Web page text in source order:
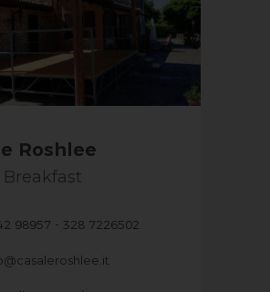
Roshlee
Breakfast
98957 - 328 7226502